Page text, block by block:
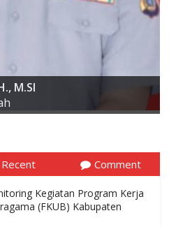
S.I.K., M.I.K
M.SI
Recent Comment
Kegiatan Program Kerja
(FKUB) Kabupaten